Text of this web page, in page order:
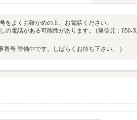
をよくお確かめの上、お電話ください。
の電話がある可能性があります。 (発信元：
番号 準備中です。しばらくお待ち下さい。 )